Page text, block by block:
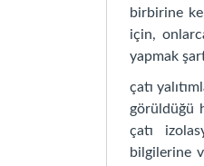
birbirine
için,
yapmak
çatı
görüldüğü
çatı
bilgilerine